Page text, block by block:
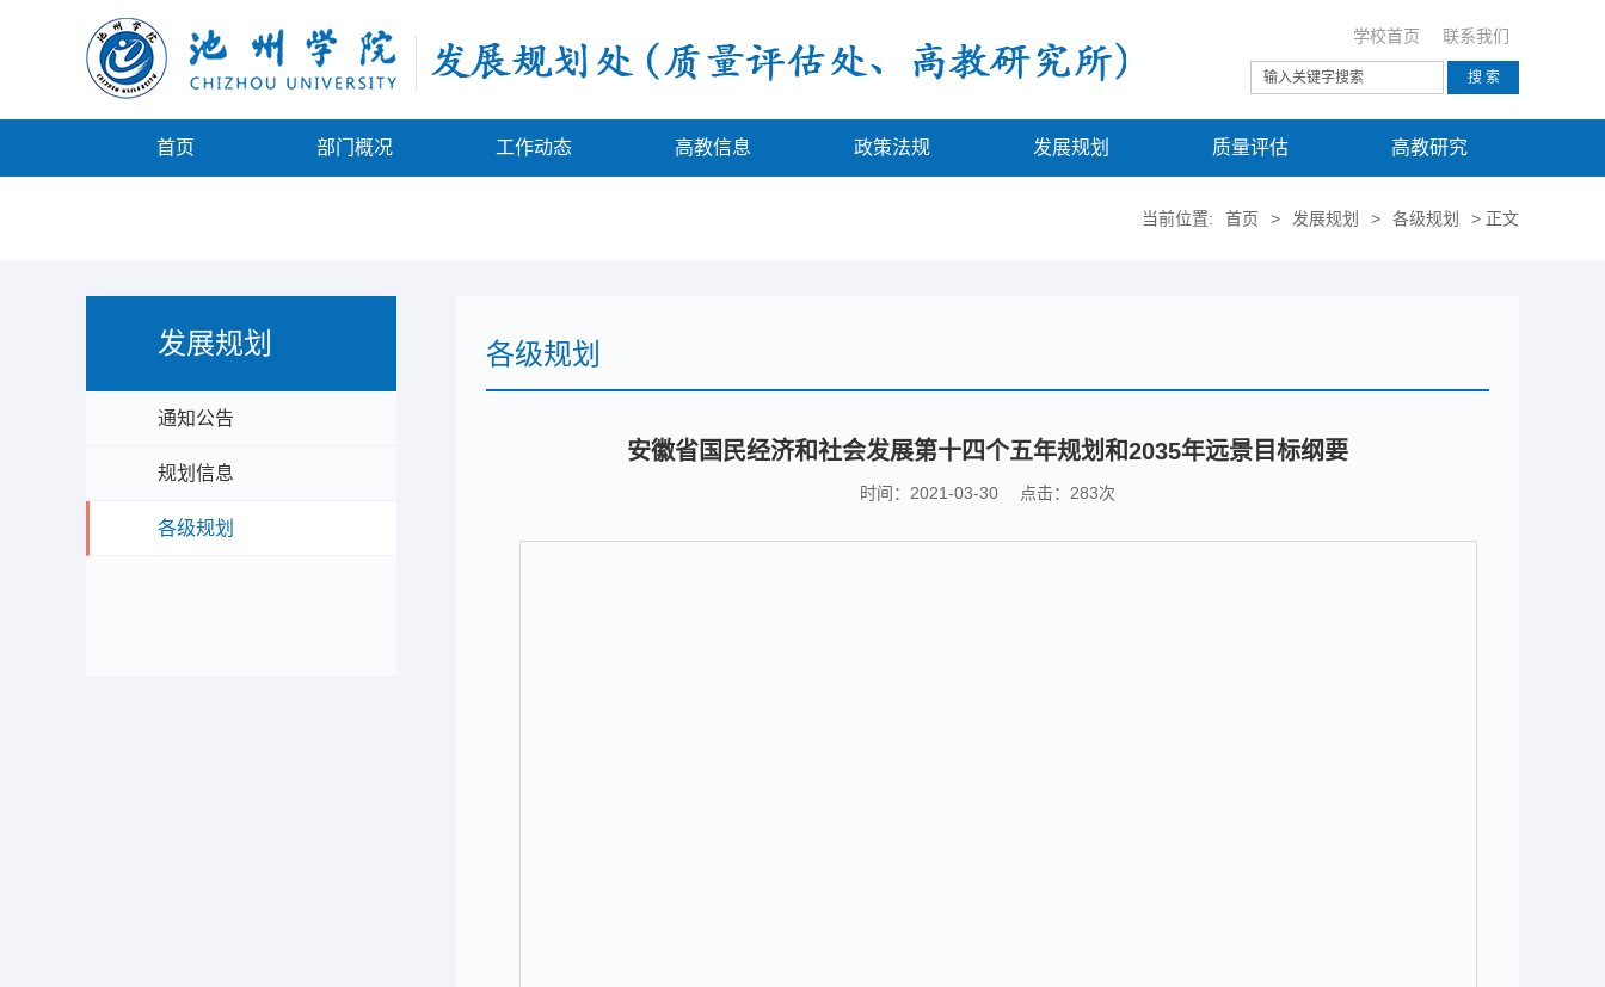
学校首页 联系我们
首页 部门概况 工作动态 高教信息 政策法规 发展规划 质量评估 高教研究
当前位置: 首页 > 发展规划 > 各级规划 > 正文
发展规划
通知公告
规划信息
各级规划
各级规划
安徽省国民经济和社会发展第十四个五年规划和2035年远景目标纲要
时间：2021-03-30 点击： 283次